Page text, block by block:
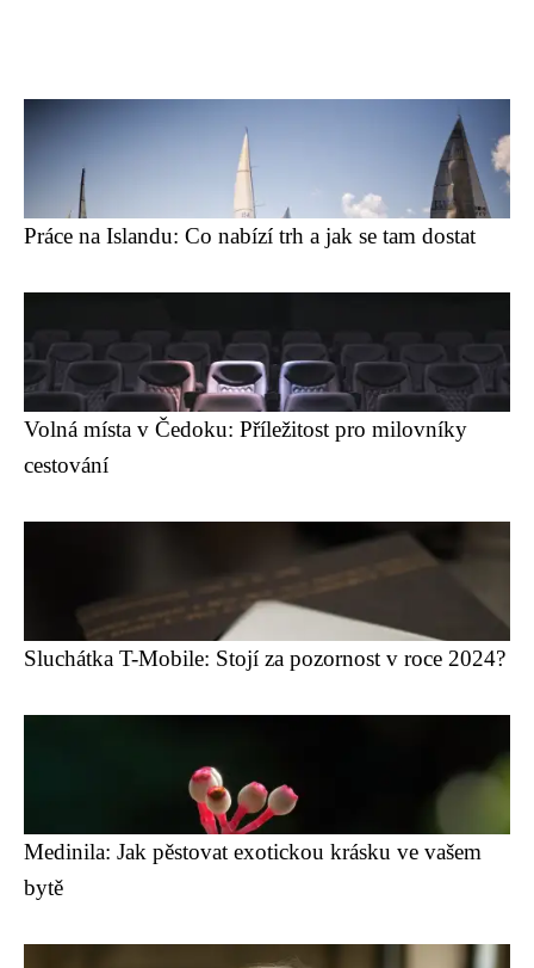
Práce na Islandu: Co nabízí trh a jak se tam dostat
Volná místa v Čedoku: Příležitost pro milovníky
cestování
Sluchátka T-Mobile: Stojí za pozornost v roce 2024?
Medinila: Jak pěstovat exotickou krásku ve vašem
bytě